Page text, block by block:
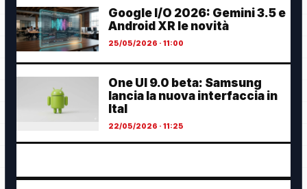
Google I/O 2026: Gemini 3.5 e
Android XR le novità
25/05/2026 · 11:00
One UI 9.0 beta: Samsung
lancia la nuova interfaccia in
Ital
22/05/2026 · 11:25